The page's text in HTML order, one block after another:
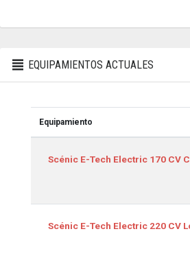
EQUIPAMIENTOS ACTUALES
Equipamiento
Scénic E-Tech Electric 170 CV
Scénic E-Tech Electric 220 CV